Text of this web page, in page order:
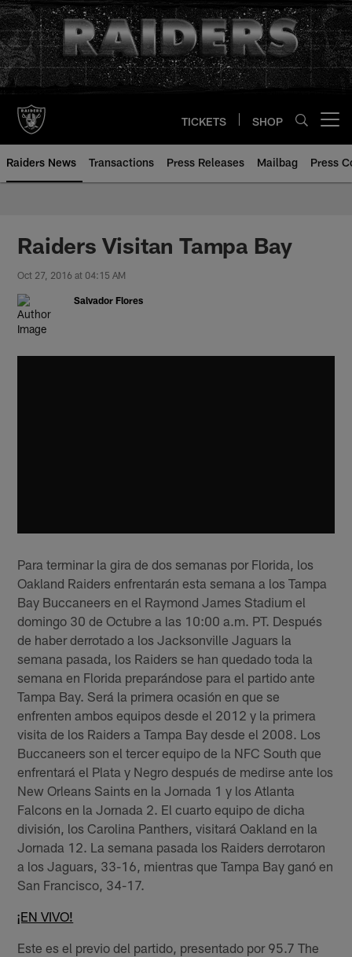
Skip
to
main
content
TICKETS SHOP
Raiders News Transactions Press Releases Mailbag Press
Raiders Visitan Tampa Bay
Oct 27, 2016 at 04:15 AM
Salvador Flores
Para terminar la gira de dos semanas por Florida, los
Oakland Raiders enfrentarán esta semana a los Tampa
Bay Buccaneers en el Raymond James Stadium el
domingo 30 de Octubre a las 10:00 a.m. PT. Después
de haber derrotado a los Jacksonville Jaguars la
semana pasada, los Raiders se han quedado toda la
semana en Florida preparándose para el partido ante
Tampa Bay. Será la primera ocasión en que se
enfrenten ambos equipos desde el 2012 y la primera
visita de los Raiders a Tampa Bay desde el 2008. Los
Buccaneers son el tercer equipo de la NFC South que
enfrentará el Plata y Negro después de medirse ante los
New Orleans Saints en la Jornada 1 y los Atlanta
Falcons en la Jornada 2. El cuarto equipo de dicha
división, los Carolina Panthers, visitará Oakland en la
Jornada 12. La semana pasada los Raiders derrotaron
a los Jaguars, 33-16, mientras que Tampa Bay ganó en
San Francisco, 34-17.
¡EN VIVO!
Este es el previo del partido, presentado por 95.7 The